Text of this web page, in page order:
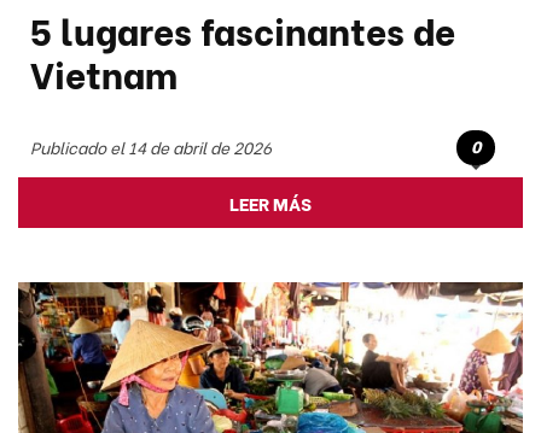
5 lugares fascinantes de
Vietnam
Publicado el 14 de abril de 2026 0
LEER MÁS